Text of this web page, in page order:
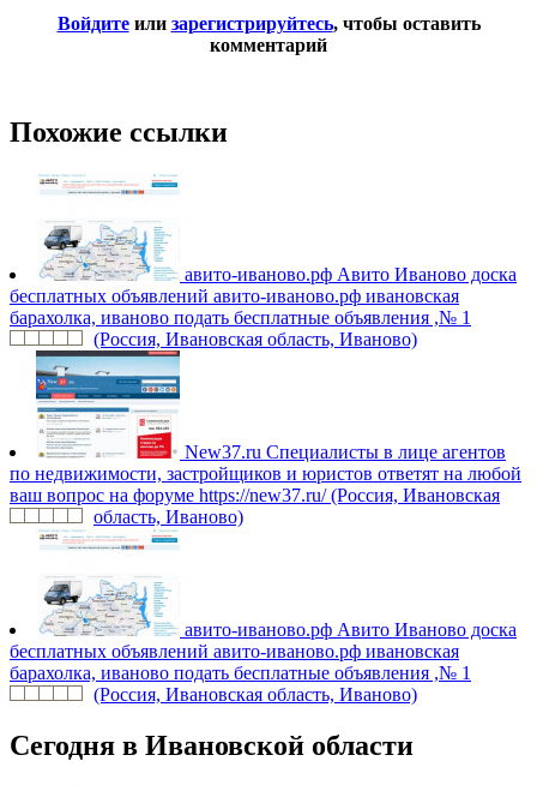
Войдитеили зарегистрируйтесь, чтобы оставить
комментарий
Похожие ссылки
авито-иваново.рф Авито Иваново доска
бесплатных объявлений авито-иваново.рф ивановская
барахолка, иваново подать бесплатные объявления ,№ 1
(Россия, Ивановская область, Иваново)
New37.ru Специалисты в лице агентов
по недвижимости, застройщиков и юристов ответят на любой
ваш вопрос на форуме https://new37.ru/ (Россия, Ивановская
область, Иваново)
авито-иваново.рф Авито Иваново доска
бесплатных объявлений авито-иваново.рф ивановская
барахолка, иваново подать бесплатные объявления ,№ 1
(Россия, Ивановская область, Иваново)
Сегодня в Ивановской области